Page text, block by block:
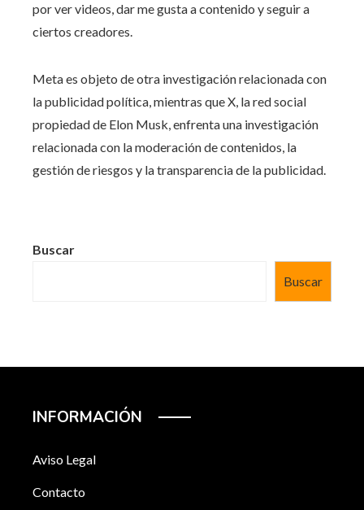
por ver videos, dar me gusta a contenido y seguir a
ciertos creadores.
Meta es objeto de otra investigación relacionada con
la publicidad política, mientras que X, la red social
propiedad de Elon Musk, enfrenta una investigación
relacionada con la moderación de contenidos, la
gestión de riesgos y la transparencia de la publicidad.
Buscar
Buscar
INFORMACIÓN
Aviso Legal
Contacto